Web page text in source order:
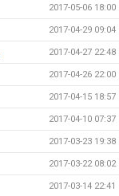
2017-05-06 18:00
2017-04-29 09:04
2017-04-27 22:48
2017-04-26 22:00
2017-04-15 18:57
2017-04-10 07:37
2017-03-23 19:38
2017-03-22 08:02
2017-03-14 22:41